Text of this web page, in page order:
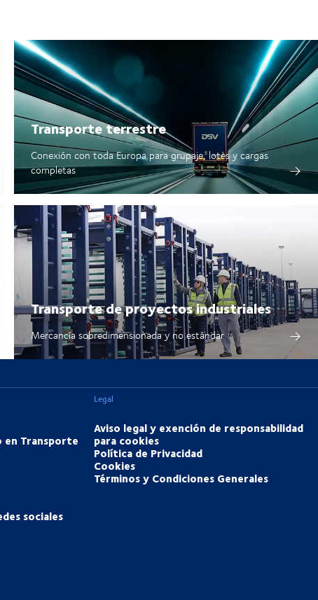
Transporte terrestre
Conexión con toda Europa para grupaje, lotes y cargas
completas
Transporte de proyectos industriales
Mercancía sobredimensionada y no estándar
en Transporte
sociales
Legal
Aviso legal y exención de responsabilidad
para cookies
Política de Privacidad
Cookies
Términos y Condiciones Generales